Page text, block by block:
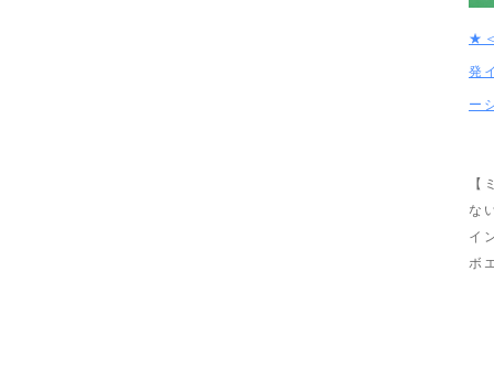
★
発
ー
【
な
イ
ボ